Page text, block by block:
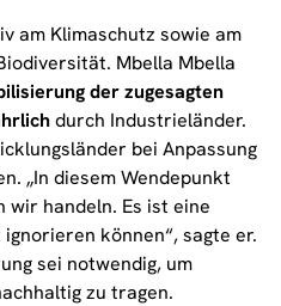
am Klimaschutz sowie am
Mbella Mbella
der zugesagten
durch Industrieländer.
bei Anpassung
„In diesem Wendepunkt
wir handeln. Es ist eine
können“, sagte er.
sei notwendig, um
zu tragen.